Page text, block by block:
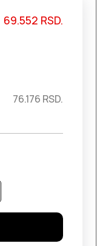
69.552 RSD.
76.176 RSD.